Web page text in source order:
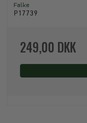
Falke
P17739
249,00 DKK